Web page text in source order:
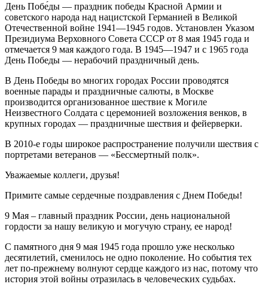
День Побе́ды — праздник победы Красной Армии и
советского народа над нацистской Германией в Великой
Отечественной войне 1941—1945 годов. Установлен Указом
Президиума Верховного Совета СССР от 8 мая 1945 года и
отмечается 9 мая каждого года. В 1945—1947 и с 1965 года
День Победы — нерабочий праздничный день.
В День Победы во многих городах России проводятся
военные парады и праздничные салюты, в Москве
производится организованное шествие к Могиле
Неизвестного Солдата с церемонией возложения венков, в
крупных городах — праздничные шествия и фейерверки.
В 2010-е годы широкое распространение получили шествия с
портретами ветеранов — «Бессмертный полк».
Уважаемые коллеги, друзья!
Примите самые сердечные поздравления с Днем Победы!
9 Мая – главный праздник России, день национальной
гордости за нашу великую и могучую страну, ее народ!
С памятного дня 9 мая 1945 года прошло уже несколько
десятилетий, сменилось не одно поколение. Но события тех
лет по-прежнему волнуют сердце каждого из нас, потому что
история этой войны отразилась в человеческих судьбах.